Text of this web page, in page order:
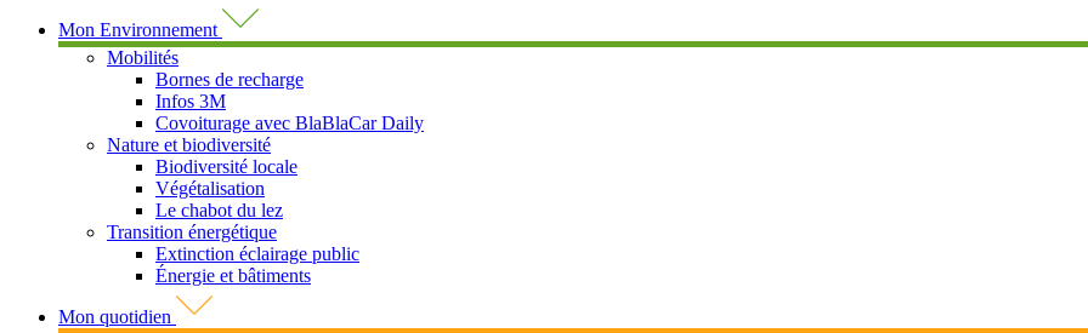
Mon Environnement
Mobilités
Bornes de recharge
Infos 3M
Covoiturage avec BlaBlaCar Daily
Nature et biodiversité
Biodiversité locale
Végétalisation
Le chabot du lez
Transition énergétique
Extinction éclairage public
Énergie et bâtiments
Mon quotidien